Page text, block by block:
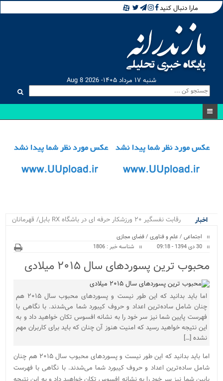
مارا دنبال کنید
شنبه ۱۷ مرداد ۱۴۰۵- Aug 8 2026
اخبار
۴ .
اجتماعی / علم و فناوری /فضای مجازی
30 دی 1394 - 09:18
شناسه خبر : 1806
محبوب ترین پسوردهای سال ۲۰۱۵ میلادی
اما باید بدانید که این طور نیست و پسوردهای محبوب سال ۲۰۱۵ هم
چنان شامل ساده‌ترین اعداد و حروف کیبورد شما می‌شدند. با نگاهی با
فهرست پایین شما نیز سر خود را به نشانه افسوس تکان خواهید داد و به
این نتیجه خواهید رسید که امنیت هنوز آن چنان که باید برای کاربران مهم
نشده […]
اما باید بدانید که این طور نیست و پسوردهای محبوب سال ۲۰۱۵ هم چنان
شامل ساده‌ترین اعداد و حروف کیبورد شما می‌شدند. با نگاهی با فهرست